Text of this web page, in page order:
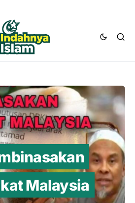
Malaysia